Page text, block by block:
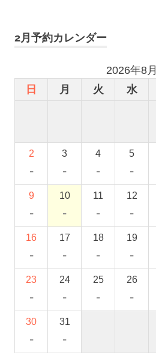
2月予約カレンダー
2026年8月
日
月 火 水
2
-
3
-
4
-
5
-
9
-
10
-
11
-
12
-
16
-
17
-
18
-
19
-
23
-
24
-
25
-
26
-
30
-
31
-